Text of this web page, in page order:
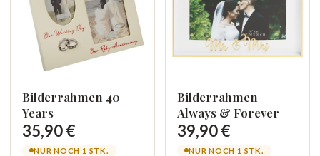
Bilderrahmen 40
Years
35,90 €
NUR NOCH 1 STK.
Bilderrahmen
Always & Forever
39,90 €
NUR NOCH 1 STK.